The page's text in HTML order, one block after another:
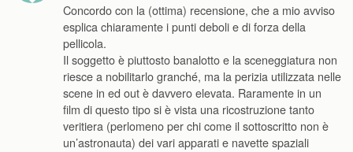
Concordo con la (ottima) recensione, che a mio avviso
esplica chiaramente i punti deboli e di forza della
pellicola.
Il soggetto è piuttosto banalotto e la sceneggiatura non
riesce a nobilitarlo granché, ma la perizia utilizzata nelle
scene in ed out è davvero elevata. Raramente in un
film di questo tipo si è vista una ricostruzione tanto
veritiera (perlomeno per chi come il sottoscritto non è
un’astronauta) dei vari apparati e navette spaziali